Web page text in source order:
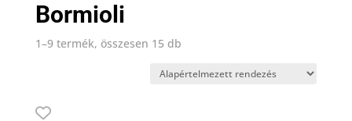
Bormioli
1–9 termék, összesen 15 db